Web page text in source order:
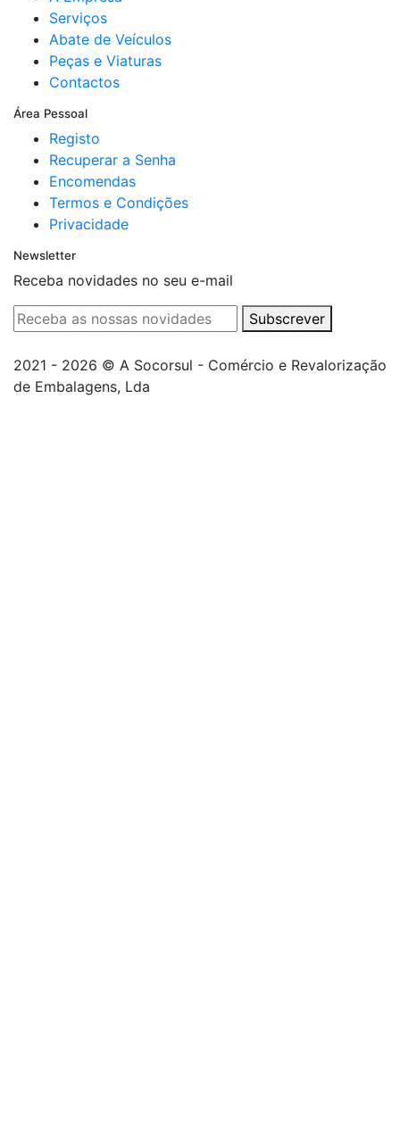
Serviços
Abate de Veículos
Peças e Viaturas
Contactos
Área Pessoal
Registo
Recuperar a Senha
Encomendas
Termos e Condições
Privacidade
Newsletter
Receba novidades no seu e-mail
Subscrever
2021 - 2026 © A Socorsul - Comércio e Revalorização
de Embalagens, Lda